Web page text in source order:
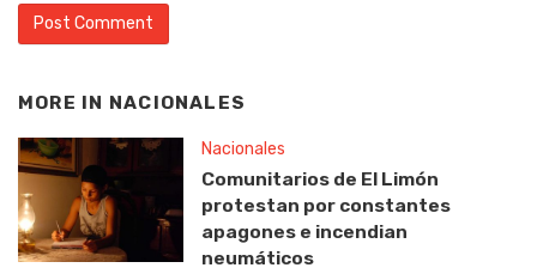
MORE IN NACIONALES
Nacionales
Comunitarios de El Limón
protestan por constantes
apagones e incendian
neumáticos